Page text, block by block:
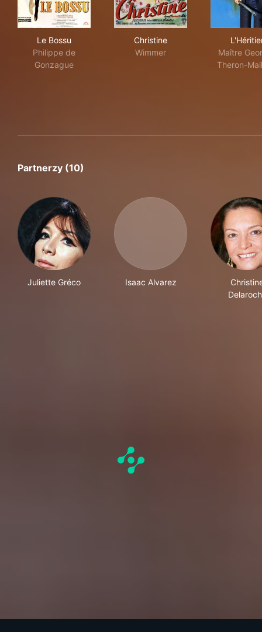
Le Bossu
Philippe de
Gonzague
Christine
Wimmer
Maître
Theron-
Partnerzy (10)
Juliette Gréco Isaac Alvarez